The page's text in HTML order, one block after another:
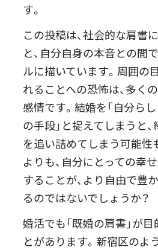
す。
この投稿は、社会的な肩書
と、自分自身の本音との間
ルに描いています。周囲の
れることへの恐怖は、多く
感情です。結婚を「自分ら
の手段」と捉えてしまうと
を追い詰めてしまう可能性
よりも、自分にとっての幸
することが、より自由で豊
るのではないでしょうか？
婚活でも「既婚の肩書」が
とがあります。新宿区のよ